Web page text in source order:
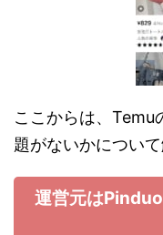
ここからは、Temu
題がないかについ
運営元は